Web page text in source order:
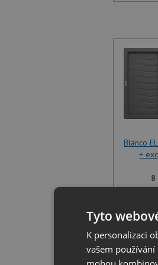
Blanco
+
8
Tyto
K personalizaci
vašem